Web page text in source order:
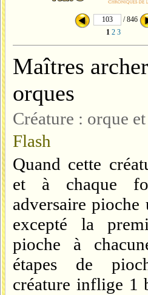
/ 846
1 2 3
Maîtres
orques
Créature : orque
Flash
Quand cette
et à chaque
adversaire pioche
excepté la
pioche à
étapes de
créature inflige 1